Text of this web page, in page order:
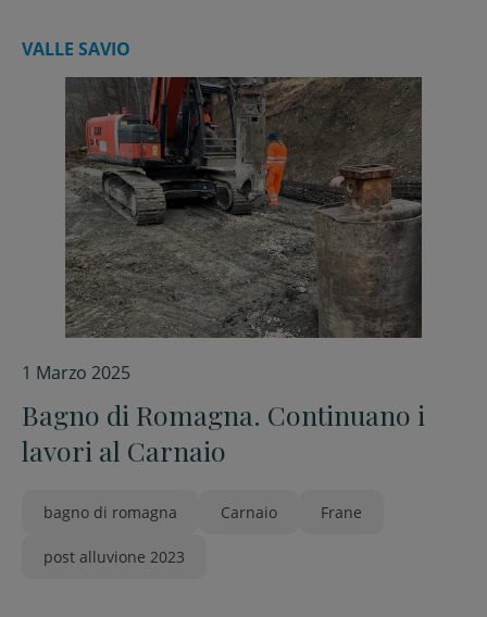
VALLE SAVIO
1 Marzo 2025
Bagno di Romagna. Continuano i
lavori al Carnaio
bagno di romagna Carnaio Frane
post alluvione 2023